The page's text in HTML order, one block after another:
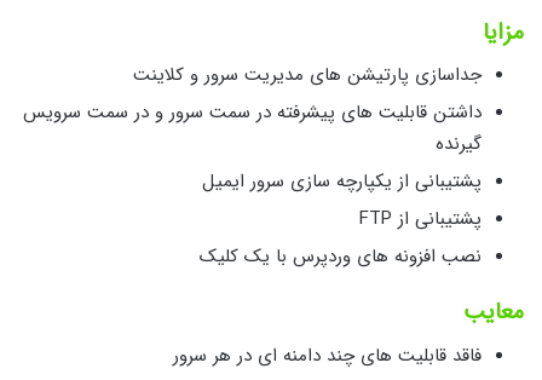
مزایا
جداسازی پارتیشن های مدیریت سرور و کلاینت
داشتن قابلیت های پیشرفته در سمت سرور و در سمت سرویس
گیرنده
پشتیبانی از یکپارچه سازی سرور ایمیل
پشتیبانی از FTP
نصب افزونه های وردپرس با یک کلیک
معایب
فاقد قابلیت های چند دامنه ای در هر سرور